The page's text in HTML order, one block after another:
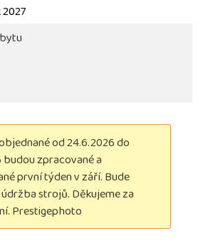
od 24.6.2026 do
budou zpracované a
první týden v září. Bude
strojů. Děkujeme za
Prestigephoto